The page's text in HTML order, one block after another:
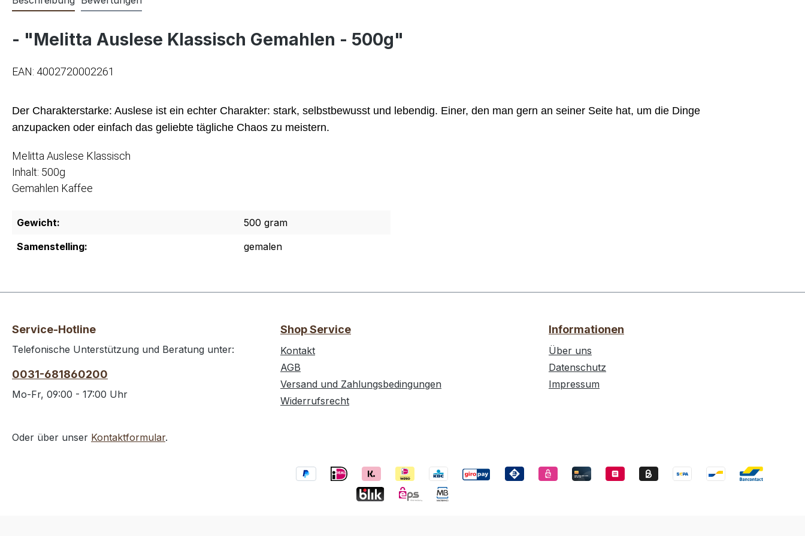
- "Melitta Auslese Klassisch Gemahlen - 500g"
EAN: 4002720002261
Der Charakterstarke: Auslese ist ein echter Charakter: stark, selbstbewusst und lebendig. Einer, den man gern an seiner Seite hat, um die Dinge
anzupacken oder einfach das geliebte tägliche Chaos zu meistern.
Melitta Auslese Klassisch
Inhalt: 500g
Gemahlen Kaffee
Gewicht:
500 gram
Samenstelling:
gemalen
Service-Hotline
Telefonische Unterstützung und Beratung unter:
0031-681860200
Mo-Fr, 09:00 - 17:00 Uhr
Oder über unser Kontaktformular.
Shop Service
Kontakt
AGB
Versand und Zahlungsbedingungen
Widerrufsrecht
Informationen
Über uns
Datenschutz
Impressum